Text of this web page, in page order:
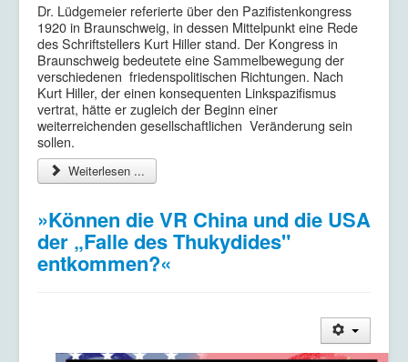
Dr. Lüdgemeier referierte über den Pazifistenkongress
1920 in Braunschweig, in dessen Mittelpunkt eine Rede
des Schriftstellers Kurt Hiller stand. Der Kongress in
Braunschweig bedeutete eine Sammelbewegung der
verschiedenen friedenspolitischen Richtungen. Nach
Kurt Hiller, der einen konsequenten Linkspazifismus
vertrat, hätte er zugleich der Beginn einer
weiterreichenden gesellschaftlichen Veränderung sein
sollen.
Weiterlesen ...
»Können die VR China und die USA
der „Falle des Thukydides"
entkommen?«